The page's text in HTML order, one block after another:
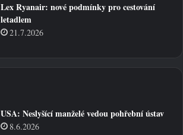
Lex Ryanair: nové podmínky pro cestování
letadlem
21.7.2026
USA: Neslyšící manželé vedou pohřební ústav
8.6.2026